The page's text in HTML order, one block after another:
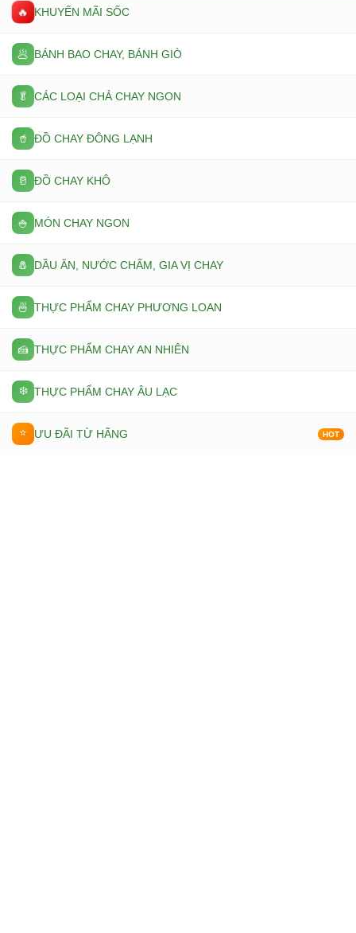
🔥 KHUYẾN MÃI SỐC
🥟 BÁNH BAO CHAY, BÁNH GIÒ
🥬 CÁC LOẠI CHẢ CHAY NGON
🥤 ĐỒ CHAY ĐÔNG LẠNH
🥛 ĐỒ CHAY KHÔ
🍚 MÓN CHAY NGON
🧂 DẦU ĂN, NƯỚC CHẤM, GIA VỊ CHAY
🍜 THỰC PHẨM CHAY PHƯƠNG LOAN
🍰 THỰC PHẨM CHAY AN NHIÊN
❄️ THỰC PHẨM CHAY ÂU LẠC
⭐ ƯU ĐÃI TỪ HÃNG HOT